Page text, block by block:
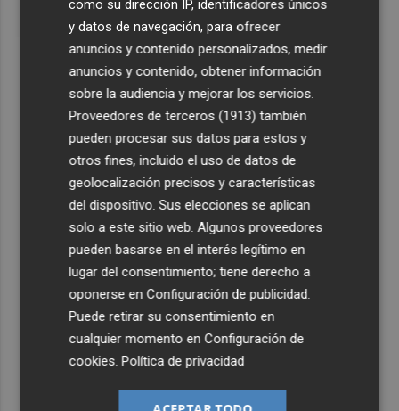
como su dirección IP, identificadores únicos
y datos de navegación, para ofrecer
anuncios y contenido personalizados, medir
anuncios y contenido, obtener información
sobre la audiencia y mejorar los servicios.
Proveedores de terceros (1913) también
pueden procesar sus datos para estos y
otros fines, incluido el uso de datos de
geolocalización precisos y características
del dispositivo. Sus elecciones se aplican
solo a este sitio web. Algunos proveedores
pueden basarse en el interés legítimo en
lugar del consentimiento; tiene derecho a
oponerse enConfiguración de publicidad
Puede retirar su consentimiento en
cualquier momento enConfiguración de
cookies .Política de privacidad